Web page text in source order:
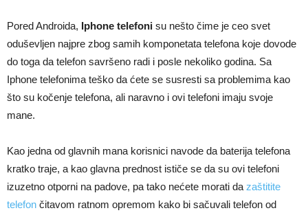
Pored Androida, Iphone telefoni su nešto čime je ceo svet
oduševljen najpre zbog samih komponetata telefona koje dovode
do toga da telefon savršeno radi i posle nekoliko godina. Sa
Iphone telefonima teško da ćete se susresti sa problemima kao
što su kočenje telefona, ali naravno i ovi telefoni imaju svoje
mane.
Kao jedna od glavnih mana korisnici navode da baterija telefona
kratko traje, a kao glavna prednost ističe se da su ovi telefoni
izuzetno otporni na padove, pa tako nećete morati da zaštitite
telefon čitavom ratnom opremom kako bi sačuvali telefon od